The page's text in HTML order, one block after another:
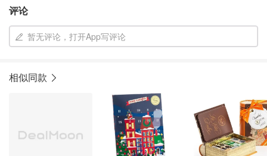
评论
暂无评论，打开App写评论
相似同款